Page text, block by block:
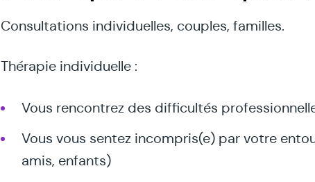
Consultations individuelles, couples, familles.
Thérapie individuelle :
Vous rencontrez des difficultés
Vous vous sentez incompris(e) par votre
amis, enfants)